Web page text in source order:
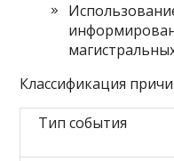
Классификация
Тип события